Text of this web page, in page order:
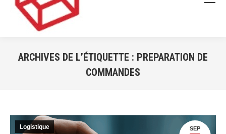
ARCHIVES DE L’ÉTIQUETTE : PREPARATION DE
COMMANDES
SEP
Logistique